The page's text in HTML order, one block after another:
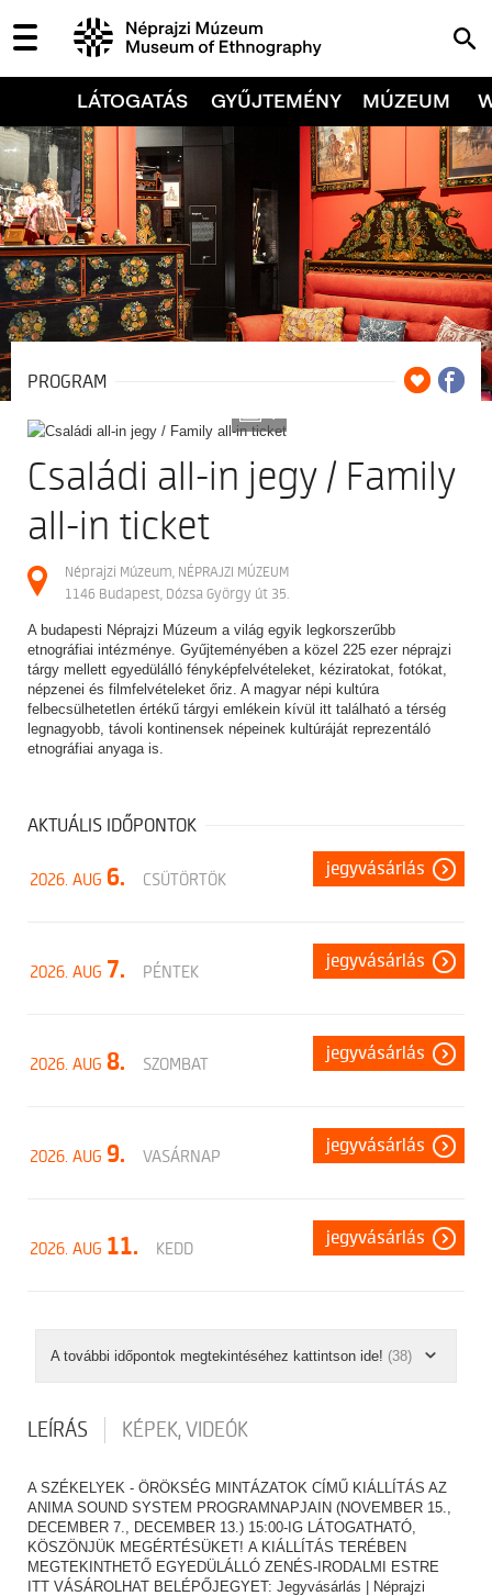
LÁTOGATÁS GYŰJTEMÉNY MÚZEUM
PROGRAM
7
Családi all-in jegy / Family
all-in ticket
Néprajzi Múzeum, NÉPRAJZI MÚZEUM
1146 Budapest, Dózsa György út 35.
A budapesti Néprajzi Múzeum a világ egyik legkorszerűbb
etnográfiai intézménye. Gyűjteményében a közel 225 ezer néprajzi
tárgy mellett egyedülálló fényképfelvételeket, kéziratokat, fotókat,
népzenei és filmfelvételeket őriz. A magyar népi kultúra
felbecsülhetetlen értékű tárgyi emlékein kívül itt található a térség
legnagyobb, távoli kontinensek népeinek kultúráját reprezentáló
etnográfiai anyaga is.
AKTUÁLIS IDŐPONTOK
2026. AUG 6. CSÜTÖRTÖK
jegyvásárlás
2026. AUG 7. PÉNTEK
jegyvásárlás
2026. AUG 8. SZOMBAT
jegyvásárlás
2026. AUG 9. VASÁRNAP
jegyvásárlás
2026. AUG 11. KEDD
jegyvásárlás
A további időpontok megtekintéséhez kattintson ide! (38)
LEÍRÁS KÉPEK, VIDEÓK
A SZÉKELYEK - ÖRÖKSÉG MINTÁZATOK CÍMŰ KIÁLLÍTÁS AZ
ANIMA SOUND SYSTEM PROGRAMNAPJAIN (NOVEMBER 15.,
DECEMBER 7., DECEMBER 13.) 15:00-IG LÁTOGATHATÓ,
KÖSZÖNJÜK MEGÉRTÉSÜKET! A KIÁLLÍTÁS TERÉBEN
MEGTEKINTHETŐ EGYEDÜLÁLLÓ ZENÉS-IRODALMI ESTRE
ITT VÁSÁROLHAT BELÉPŐJEGYET: Jegyvásárlás | Néprajzi